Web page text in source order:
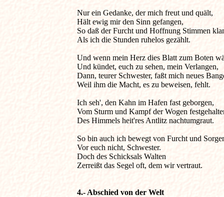
Nur ein Gedanke, der mich freut und quält,
Hält ewig mir den Sinn gefangen,
So daß der Furcht und Hoffnung Stimmen
Als ich die Stunden ruhelos gezählt.
Und wenn mein Herz dies Blatt zum Boten
Und kündet, euch zu sehen, mein Verlangen,
Dann, teurer Schwester, faßt mich neues
Weil ihm die Macht, es zu beweisen, fehlt.
Ich seh', den Kahn im Hafen fast geborgen,
Vom Sturm und Kampf der Wogen
Des Himmels heit'res Antlitz nachtumgraut.
So bin auch ich bewegt von Furcht und
Vor euch nicht, Schwester.
Doch des Schicksals Walten
Zerreißt das Segel oft, dem wir vertraut.
4.- Abschied von der Welt